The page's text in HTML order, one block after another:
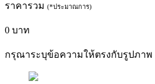
ราคารวม (*ประมาณการ)
0 บาท
กรุณาระบุข้อความให้ตรงกับรูปภาพ